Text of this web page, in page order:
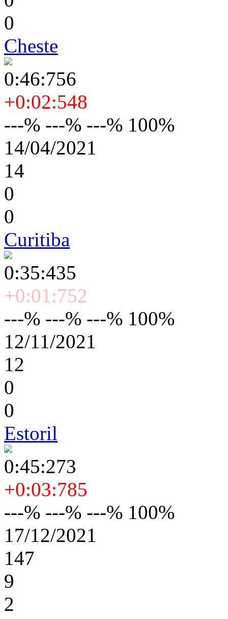
0
Cheste
0:46:756
+0:02:548
---% ---% ---% 100%
14/04/2021
14
0
0
Curitiba
0:35:435
+0:01:752
---% ---% ---% 100%
12/11/2021
12
0
0
Estoril
0:45:273
+0:03:785
---% ---% ---% 100%
17/12/2021
147
9
2